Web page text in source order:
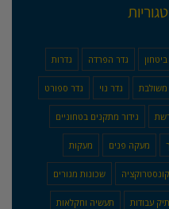
גדר הפרדה גדרות
משולבת גדר נוי גדר ספורט
גידור מתקנים בטחוניים
מעקה פנים מעקות
קונסטרוקציה שכונות מגורים
תיק עבודות תעשיה וחקלאות